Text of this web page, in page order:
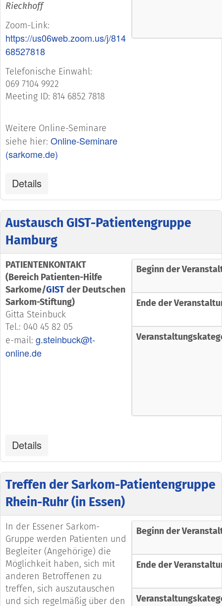
Rieckhoff
Zoom-Link:
https://us06web.zoom.us/j/814
68527818
Telefonische Einwahl:
069 7104 9922
Meeting ID: 814 6852 7818
Weitere Online-Seminare
siehe hier: Online-Seminare
(sarkome.de)
Details
Austausch GIST-Patientengruppe
Hamburg
PATIENTENKONTAKT
(Bereich Patienten-Hilfe
Sarkome/GISTder Deutschen
Sarkom-Stiftung)
Gitta Steinbuck
Tel.: 040 45 82 05
e-mail: g.steinbuck@t-
online.de
Beginn der
Ende der
Details
Treffen der Sarkom-Patientengruppe
Rhein-Ruhr (in Essen)
In der Essener Sarkom-
Gruppe werden Patienten und
Begleiter (Angehörige) die
Möglichkeit haben, sich mit
anderen Betroffenen zu
treffen, sich auszutauschen
und sich regelmäßig über den
Beginn der
Ende der